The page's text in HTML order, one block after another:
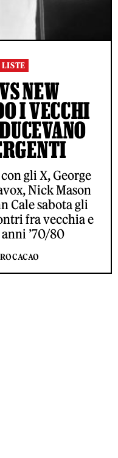
LISTE
NEW
I VECCHI
gli X, George
Nick Mason
Cale sabota gli
fra vecchia e
’70/80